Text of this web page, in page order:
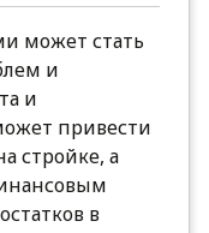
может стать
и
и
привести
стройке, а
в